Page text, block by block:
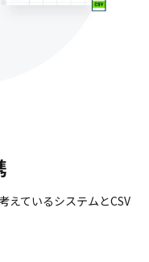
えているシステムとCSV